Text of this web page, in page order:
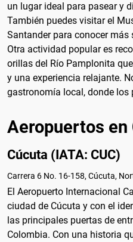
un lugar ideal para pasear y
También puedes visitar el
Santander para conocer
Otra actividad popular es
orillas del Río Pamplonita
y una experiencia relajante.
gastronomía local, donde los
Aeropuertos en
Cúcuta (IATA: CUC)
Carrera 6 No. 16-158, Cúcuta,
El Aeropuerto Internacional
ciudad de Cúcuta y con el
las principales puertas de
Colombia. Con una historia